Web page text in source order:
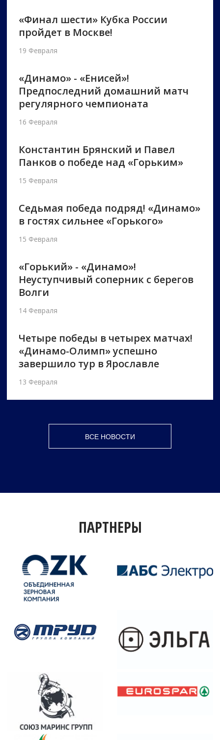
«Финал шести» Кубка России
пройдет в Москве!
19 Февраля
«Динамо» - «Енисей»!
Предпоследний домашний матч
регулярного чемпионата
16 Февраля
Константин Брянский и Павел
Панков о победе над «Горьким»
15 Февраля
Седьмая победа подряд! «Динамо»
в гостях сильнее «Горького»
15 Февраля
«Горький» - «Динамо»!
Неуступчивый соперник с берегов
Волги
14 Февраля
Четыре победы в четырех матчах!
«Динамо-Олимп» успешно
завершило тур в Ярославле
13 Февраля
ВСЕ НОВОСТИ
ПАРТНЕРЫ